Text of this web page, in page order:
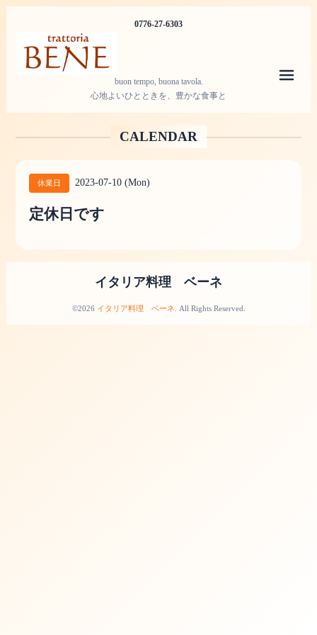
0776-27-6303
buon tempo, buona tavola.
心地よいひとときを、豊かな食事と
CALENDAR
休業日 2023-07-10 (Mon)
定休日です
イタリア料理 ベーネ
©2026 イタリア料理 ベーネ . All Rights Reserved.